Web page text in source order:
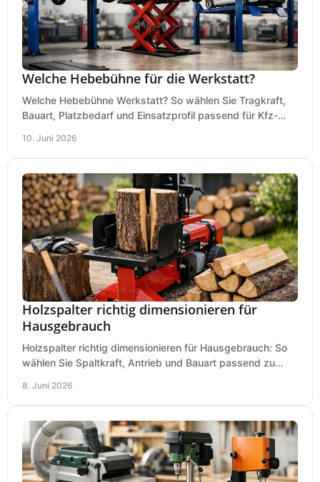
Welche Hebebühne für die Werkstatt?
Welche Hebebühne Werkstatt? So wählen Sie Tragkraft,
Bauart, Platzbedarf und Einsatzprofil passend für Kfz-
10. Juni 2026
Holzspalter richtig dimensionieren für
Hausgebrauch
Holzspalter richtig dimensionieren für Hausgebrauch: So
wählen Sie Spaltkraft, Antrieb und Bauart passend zu
8. Juni 2026